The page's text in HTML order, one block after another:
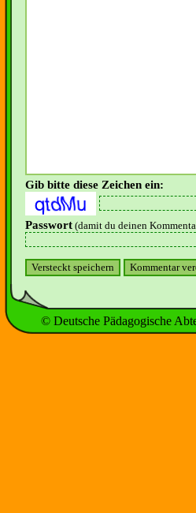
Gib bitte diese Zeichen ein:
Passwort (damit du deinen
© Deutsche Pädagogische